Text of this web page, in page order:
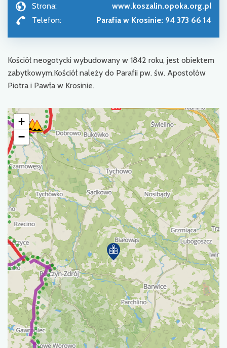
Strona:
www.koszalin.opoka.org.pl
Telefon:
Parafia w Krosinie: 94 373 66 14
Kościół neogotycki wybudowany w 1842 roku, jest obiektem
zabytkowym.Kościół należy do Parafii pw. św. Apostołów
Piotra i Pawła w Krosinie.
+
−